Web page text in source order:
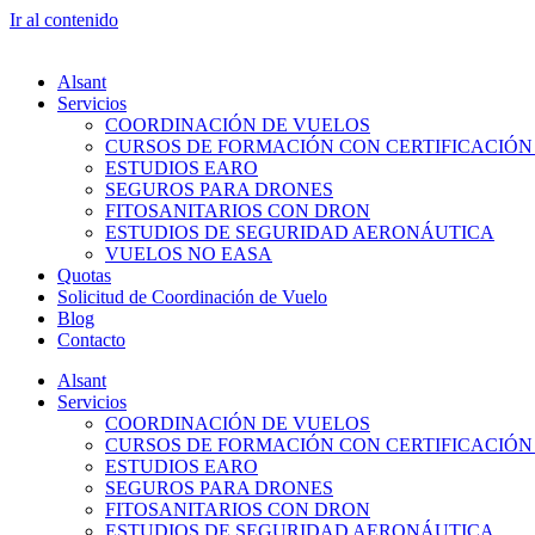
Ir al contenido
Alsant
Servicios
COORDINACIÓN DE VUELOS
CURSOS DE FORMACIÓN CON
ESTUDIOS EARO
SEGUROS PARA DRONES
FITOSANITARIOS CON DRON
ESTUDIOS DE SEGURIDAD AERONÁUTICA
VUELOS NO EASA
Quotas
Solicitud de Coordinación de Vuelo
Blog
Contacto
Alsant
Servicios
COORDINACIÓN DE VUELOS
CURSOS DE FORMACIÓN CON
ESTUDIOS EARO
SEGUROS PARA DRONES
FITOSANITARIOS CON DRON
ESTUDIOS DE SEGURIDAD AERONÁUTICA